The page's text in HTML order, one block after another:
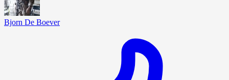
Bjorn De Boever